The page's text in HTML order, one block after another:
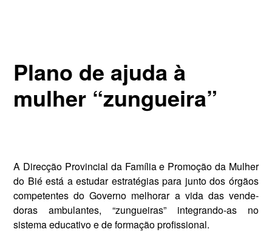
Plano de ajuda à
mulher “zungueira”
A Direcção Provincial da Famí­lia e Promoção da Mulher
do Bié está a estudar estratégias para jun­to dos órgãos
competentes do Go­verno melhorar a vida das vende­
doras ambulantes, “zungueiras” ­integrando-as no
sistema educativo e de formação profissional.